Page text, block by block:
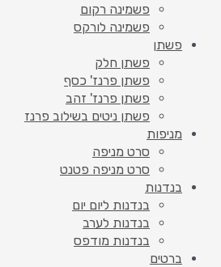
פשמינה רקום
פשמינה לורקס
פשתן
פשתן חלק
פשתן פרנז' כסף
פשתן פרנז' זהב
פשתן ניטים בשילוב פרנז
מניפות
סרט מניפה
סרט מניפה פטנט
בנדנות
בנדנות ליום יום
בנדנות לערב
בנדנות מודפס
ברטים